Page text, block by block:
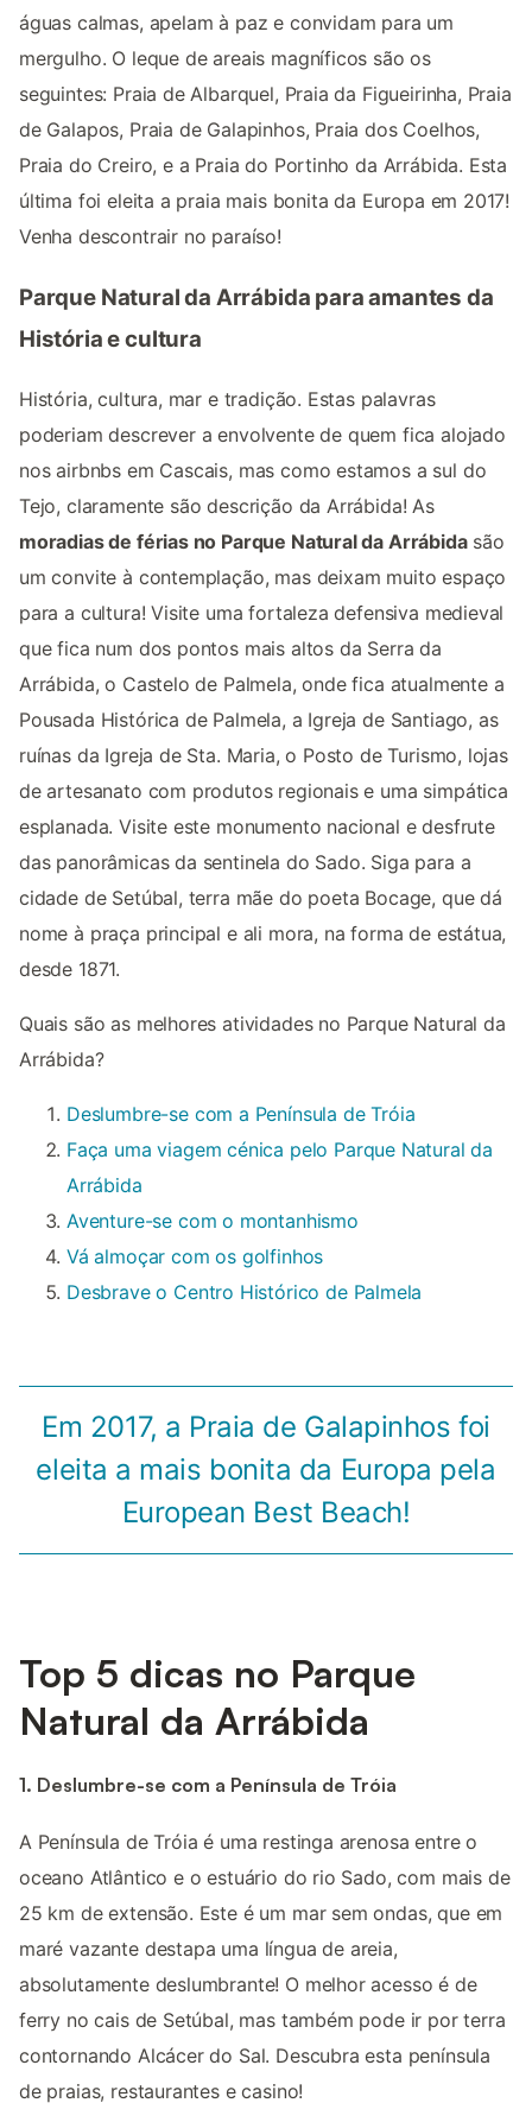
águas calmas, apelam à paz e convidam para um
mergulho. O leque de areais magníficos são os
seguintes: Praia de Albarquel, Praia da Figueirinha, Praia
de Galapos, Praia de Galapinhos, Praia dos Coelhos,
Praia do Creiro, e a Praia do Portinho da Arrábida. Esta
última foi eleita a praia mais bonita da Europa em 2017!
Venha descontrair no paraíso!
Parque Natural da Arrábida para amantes da
História e cultura
História, cultura, mar e tradição. Estas palavras
poderiam descrever a envolvente de quem fica alojado
nos airbnbs em Cascais, mas como estamos a sul do
Tejo, claramente são descrição da Arrábida! As
moradias de férias no Parque Natural da Arrábidasão
um convite à contemplação, mas deixam muito espaço
para a cultura! Visite uma fortaleza defensiva medieval
que fica num dos pontos mais altos da Serra da
Arrábida, o Castelo de Palmela, onde fica atualmente a
Pousada Histórica de Palmela, a Igreja de Santiago, as
ruínas da Igreja de Sta. Maria, o Posto de Turismo, lojas
de artesanato com produtos regionais e uma simpática
esplanada. Visite este monumento nacional e desfrute
das panorâmicas da sentinela do Sado. Siga para a
cidade de Setúbal, terra mãe do poeta Bocage, que dá
nome à praça principal e ali mora, na forma de estátua,
desde 1871.
Quais são as melhores atividades no Parque Natural da
Arrábida?
Deslumbre-se com a Península de Tróia
Faça uma viagem cénica pelo Parque Natural da
Arrábida
Aventure-se com o montanhismo
Vá almoçar com os golfinhos
Desbrave o Centro Histórico de Palmela
Em 2017, a Praia de Galapinhos foi
eleita a mais bonita da Europa pela
European Best Beach!
Top 5 dicas no Parque
Natural da Arrábida
1. Deslumbre-se com a Península de Tróia
A Península de Tróia é uma restinga arenosa entre o
oceano Atlântico e o estuário do rio Sado, com mais de
25 km de extensão. Este é um mar sem ondas, que em
maré vazante destapa uma língua de areia,
absolutamente deslumbrante! O melhor acesso é de
ferry no cais de Setúbal, mas também pode ir por terra
contornando Alcácer do Sal. Descubra esta península
de praias, restaurantes e casino!